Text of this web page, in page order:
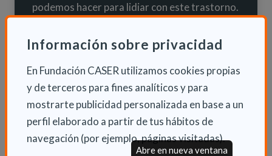
Información sobre privacidad
En Fundación CASER utilizamos cookies propias
y de terceros para fines analíticos y para
mostrarte publicidad personalizada en base a un
perfil elaborado a partir de tus hábitos de
navegación (por ejemplo, páginas visitadas).
Abre en nueva ventana
podemos hacer para lidiar con este trastorno.
LEER MÁS